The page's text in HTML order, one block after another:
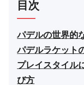
目次
パデルの世界的
パデルラケット
プレイスタイル
び方